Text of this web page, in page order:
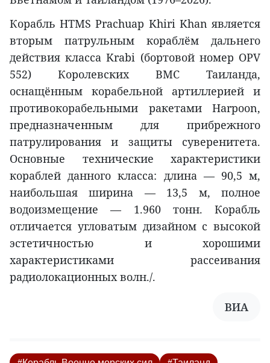
Корабль HTMS Prachuap Khiri Khan является
вторым патрульным кораблём дальнего
действия класса Krabi (бортовой номер OPV
552) Королевских ВМС Таиланда,
оснащённым корабельной артиллерией и
противокорабельными ракетами Harpoon,
предназначенным для прибрежного
патрулирования и защиты суверенитета.
Основные технические характеристики
кораблей данного класса: длина — 90,5 м,
наибольшая ширина — 13,5 м, полное
водоизмещение — 1.960 тонн. Корабль
отличается угловатым дизайном с высокой
эстетичностью и хорошими
характеристиками рассеивания
радиолокационных волн./.
ВИA